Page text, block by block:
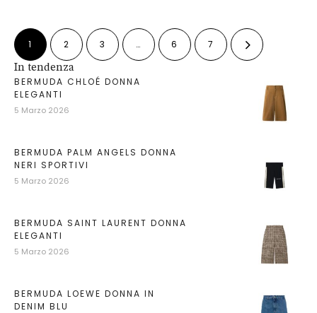
1 2 3 … 6 7
In tendenza
BERMUDA CHLOÉ DONNA
ELEGANTI
5 Marzo 2026
BERMUDA PALM ANGELS DONNA
NERI SPORTIVI
5 Marzo 2026
BERMUDA SAINT LAURENT DONNA
ELEGANTI
5 Marzo 2026
BERMUDA LOEWE DONNA IN
DENIM BLU